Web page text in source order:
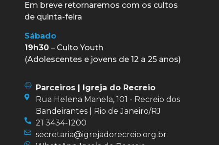
Em breve retornaremos com os cultos
de quinta-feira
Sábado
19h30 – Culto Youth
(Adolescentes e jovens de 12 a 25 anos)
Parceiros | Igreja do Recreio
Rua Helena Manela, 101 - Recreio dos
Bandeirantes | Rio de Janeiro/RJ
21 3434-1200
secretaria@igrejadorecreio.org.br